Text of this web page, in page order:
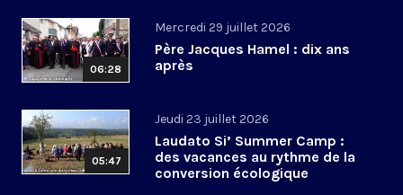
06:28
Mercredi 29 juillet 2026
Père Jacques Hamel : dix ans
après
05:47
Jeudi 23 juillet 2026
Laudato Si’ Summer Camp :
des vacances au rythme de la
conversion écologique